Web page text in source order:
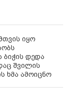
დაშვების
იყო
დედა
შვილის
ხმა ამოიცნო